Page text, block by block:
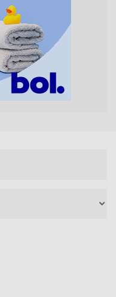
van de
in iedere
centrum) van